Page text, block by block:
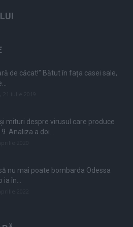
de căcat!” Bătut în fața casei sale,
mituri despre virusul care produce
Analiza a doi...
nu mai poate bombarda Odessa
în...